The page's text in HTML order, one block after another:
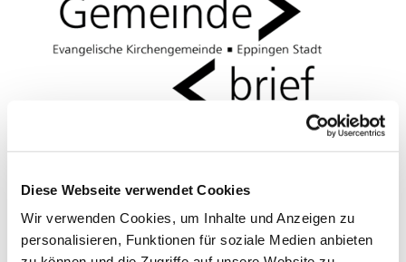
Diese Webseite verwendet Cookies
Wir verwenden Cookies, um Inhalte und Anzeigen zu
personalisieren, Funktionen für soziale Medien anbieten
Gemeindebrief Winter 2022
Alle evangelischen Haushalte in Eppingen erhalten